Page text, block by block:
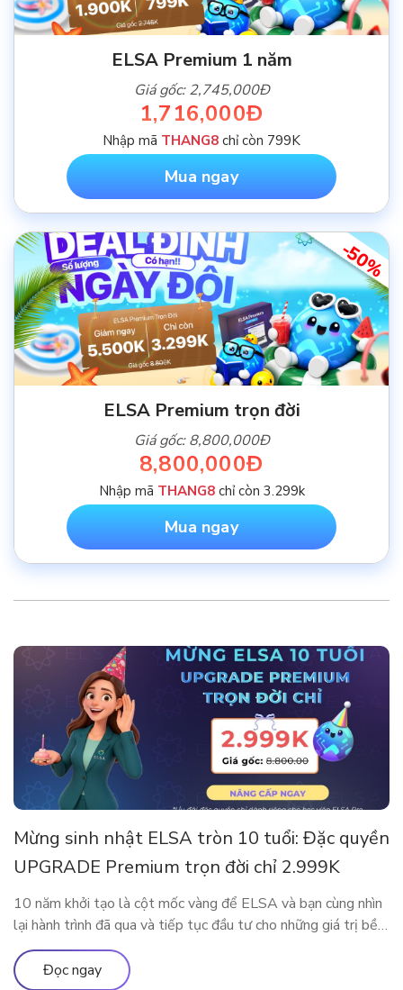
ELSA Premium 1 năm
Giá gốc: 2,745,000Đ
1,716,000Đ
Nhập mã THANG8 chỉ còn 799K
Mua ngay
-50%
ELSA Premium trọn đời
Giá gốc: 8,800,000Đ
8,800,000Đ
Nhập mã THANG8chỉ còn 3.299k
Mua ngay
Mừng sinh nhật ELSA tròn 10 tuổi: Đặc quyền
UPGRADE Premium trọn đời chỉ 2.999K
10 năm khởi tạo là cột mốc vàng để ELSA và bạn cùng nhìn
lại hành trình đã qua và tiếp tục đầu tư cho những giá trị bền
vững. Nhân dịp kỷ niệm sinh nhật thập kỷ rực rỡ, ELSA
Speak mang đến đặc quyền nâng cấp lớn nhất từ trước đến
Đọc ngay